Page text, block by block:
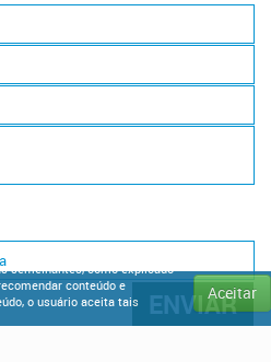
semelhantes, como explicado
conteúdo e
o usuário aceita tais
Aceitar